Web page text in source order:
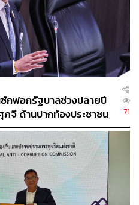
กฟอกรัฐบาลช่วงปลายปี
จี ด้านปากท้องประชาชน
71